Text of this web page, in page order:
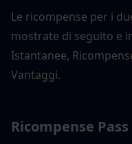
Le ricompense per i
mostrate di seguito e
Istantanee,
Vantaggi.
Ricompense